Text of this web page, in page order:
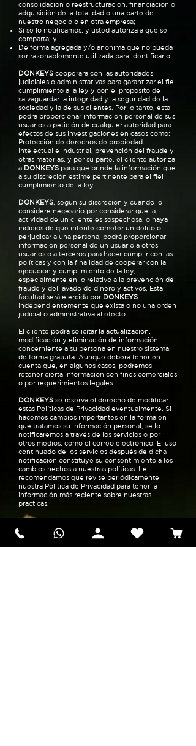
consolidación o reestructuración, financiación o
adquisición de la totalidad o una parte de
nuestro negocio o en otra empresa;
Si se lo notificamos, y usted autoriza a que se
comparta; y
De forma agregada y/o anónima que no pueda
ser razonablemente utilizada para identificarlo.
DONKEYS cooperará con las autoridades
judiciales o administrativas para garantizar el fiel
cumplimiento a la ley y con el propósito de
salvaguardar la integridad y la seguridad de la
sociedad y la de sus clientes. Por lo tanto, esta
podrá proporcionar información personal de sus
usuarios a petición de cualquier autoridad para
efectos de sus investigaciones en casos como:
Protección de derechos de propiedad
intelectual e industrial, prevención del fraude y
otras materias, y por su parte, el cliente autoriza
a DONKEYS para que brinde la información que
a su discreción estime pertinente para el fiel
cumplimiento de la ley.
DONKEYS , según su discreción y cuando lo
considere necesario por considerar que la
actividad de un cliente es sospechosa, o haya
indicios de que intente cometer un delito o
perjudicar a una persona, podrá proporcionar
información personal de un usuario a otros
usuarios o a terceros para hacer cumplir con las
políticas y con la finalidad de cooperar con la
ejecución y cumplimiento de la ley,
especialmente en lo relativo a la prevención del
fraude y del lavado de dinero y activos. Esta
facultad será ejercida por DONKEYS
independientemente que exista o no una orden
judicial o administrativa al efecto.
El cliente podrá solicitar la actualización,
modificación y eliminación de información
concerniente a su persona en nuestro sistema,
de forma gratuita. Aunque deberá tener en
cuenta que, en algunos casos, podremos
retener cierta información con fines comerciales
o por requerimientos legales.
DONKEYS se reserva el derecho de modificar
estas Políticas de Privacidad eventualmente. Si
hacemos cambios importantes en la forma en
que tratamos su información personal, se lo
notificaremos a través de los servicios o por
otros medios, como el correo electrónico. El uso
continuado de los servicios después de dicha
notificación constituye su consentimiento a los
cambios hechos a nuestras políticas. Le
recomendamos que revise periódicamente
nuestra Política de Privacidad para tener la
información más reciente sobre nuestras
prácticas.